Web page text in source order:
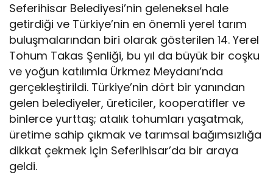
Seferihisar Belediyesi’nin geleneksel hale
getirdiği ve Türkiye’nin en önemli yerel tarım
buluşmalarından biri olarak gösterilen 14. Yerel
Tohum Takas Şenliği, bu yıl da büyük bir coşku
ve yoğun katılımla Ürkmez Meydanı’nda
gerçekleştirildi. Türkiye’nin dört bir yanından
gelen belediyeler, üreticiler, kooperatifler ve
binlerce yurttaş; atalık tohumları yaşatmak,
üretime sahip çıkmak ve tarımsal bağımsızlığa
dikkat çekmek için Seferihisar’da bir araya
geldi.